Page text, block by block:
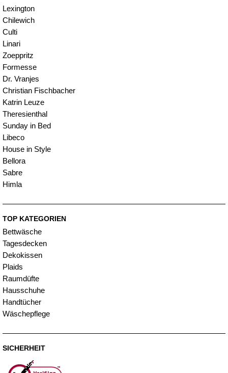
Lexington
Chilewich
Culti
Linari
Zoeppritz
Formesse
Dr. Vranjes
Christian Fischbacher
Katrin Leuze
Theresienthal
Sunday in Bed
Libeco
House in Style
Bellora
Sabre
Himla
TOP KATEGORIEN
Bettwäsche
Tagesdecken
Dekokissen
Plaids
Raumdüfte
Hausschuhe
Handtücher
Wäschepflege
SICHERHEIT